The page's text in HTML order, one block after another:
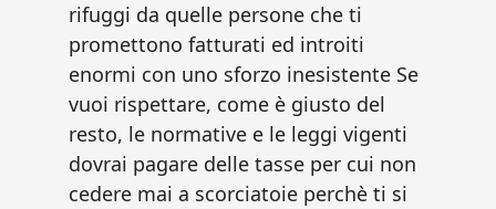
rifuggi da quelle persone che ti
promettono fatturati ed introiti
enormi con uno sforzo inesistente Se
vuoi rispettare, come è giusto del
resto, le normative e le leggi vigenti
dovrai pagare delle tasse per cui non
cedere mai a scorciatoie perchè ti si